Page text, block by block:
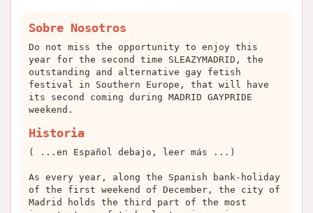
Sobre Nosotros
Do not miss the opportunity to enjoy this
year for the second time SLEAZYMADRID, the
outstanding and alternative gay fetish
festival in Southern Europe, that will have
its second coming during MADRID GAYPRIDE
weekend.
Historia
( ...en Español debajo, leer más ...)
As every year, along the Spanish bank-holiday
of the first weekend of December, the city of
Madrid holds the third part of the most